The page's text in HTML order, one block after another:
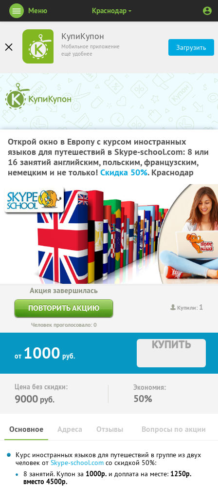
КупиКупон
Мобильное приложение
ещё удобнее
Загрузить
Меню Краснодар
Открой окно в Европу с курсом иностранных
языков для путешествий в Skype-school.com: 8 или
16 занятий английским, польским, французским,
немецким и не только! Скидка 50%. Краснодар
Купили: 1
Акция завершилась
ПОВТОРИТЬ АКЦИЮ
Человек проголосовало: 0
от 1000 руб.
КУПИТЬ
Цена без скидки:
9000 руб.
Экономия:
50%
Основное Отзывы Вопросы по акции
Адреса
Курс иностранных языков для путешествий в группе из двух
человек от Skype-school.com со скидкой 50%:
8 занятий. Купон за 1000р. и доплата на месте: 1250р.
вместо 4500р.